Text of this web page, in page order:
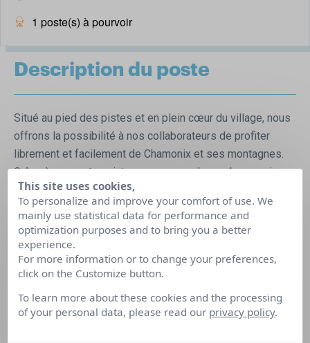
1 poste(s) à pourvoir
Description du poste
Situé au pied des pistes et en plein cœur du village, nous
offrons la possibilité à nos collaborateurs de profiter
librement et facilement de Chamonix et ses montagnes.
Grâce à nos partenariats, nous avons de nombreux prix
préférentiels sur vos prochains loisirs (activités,
commerces, boutiques, restaurants, coiffeur, …). De
nombreux autres avantages restent à découvrir en
postulant chez nous ! La Folie Douce Hotels Chamonix
recrute son Valet/Femme de chambre (H/F) pour sa
saison été 2023. Objectifs du poste : Sous la
responsabilité de la Gouvernante Générale, effectuer les
différents ménages dans les chambres de l’hôtel et les
This site uses cookies,
To personalize and improve your comfort of use. We
mainly use statistical data for performance and
optimization purposes and to bring you a better
experience.
For more information or to change your preferences,
click on the Customize button.
To learn more about these cookies and the processing
of your personal data, please read our privacy policy.